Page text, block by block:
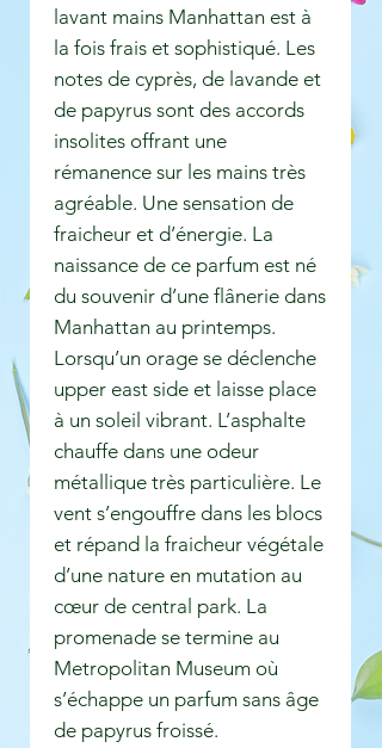
lavant mains Manhattan est à
la fois frais et sophistiqué. Les
notes de cyprès, de lavande et
de papyrus sont des accords
insolites offrant une
rémanence sur les mains très
agréable. Une sensation de
fraicheur et d’énergie. La
naissance de ce parfum est né
du souvenir d’une flânerie dans
Manhattan au printemps.
Lorsqu’un orage se déclenche
upper east side et laisse place
à un soleil vibrant. L’asphalte
chauffe dans une odeur
métallique très particulière. Le
vent s’engouffre dans les blocs
et répand la fraicheur végétale
d’une nature en mutation au
cœur de central park. La
promenade se termine au
Metropolitan Museum où
s’échappe un parfum sans âge
de papyrus froissé.